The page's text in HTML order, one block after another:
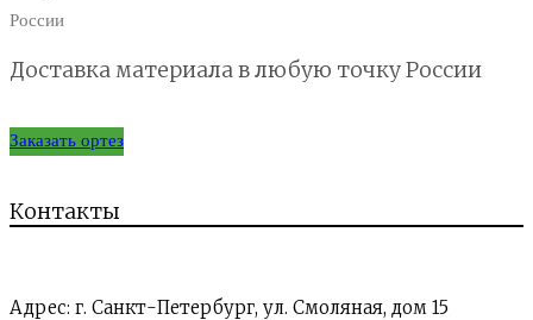
Доставка материала в любую точку России
Заказать ортез
Контакты
Адрес: г. Санкт-Петербург, ул. Смоляная, дом 15